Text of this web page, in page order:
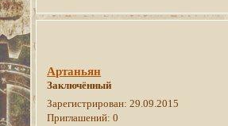
Артаньян
Заключённый
Зарегистрирован: 29.09.2015
Приглашений: 0